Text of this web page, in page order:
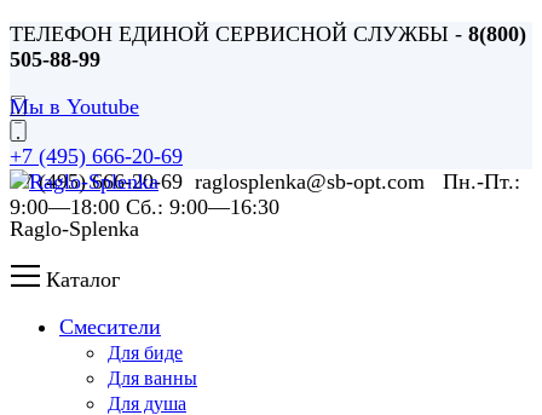
ТЕЛЕФОН ЕДИНОЙ СЕРВИСНОЙ СЛУЖБЫ - 8(800)
505-88-99
Мы в Youtube
+7 (495) 666-20-69 raglosplenka@sb-opt.com Пн.-Пт.:
9:00—18:00 Сб.: 9:00—16:30
+7 (495) 666-20-69
Raglo-Splenka
Каталог
Смесители
Для биде
Для ванны
Для душа